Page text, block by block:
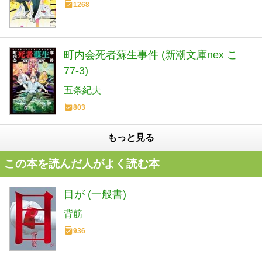
1268
町内会死者蘇生事件 (新潮文庫nex こ
77-3)
五条紀夫
803
もっと見る
この本を読んだ人がよく読む本
目が (一般書)
背筋
936